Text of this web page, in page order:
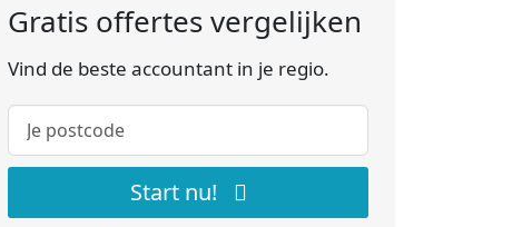
Gratis offertes vergelijken
Vind de beste accountant in je regio.
Start nu!